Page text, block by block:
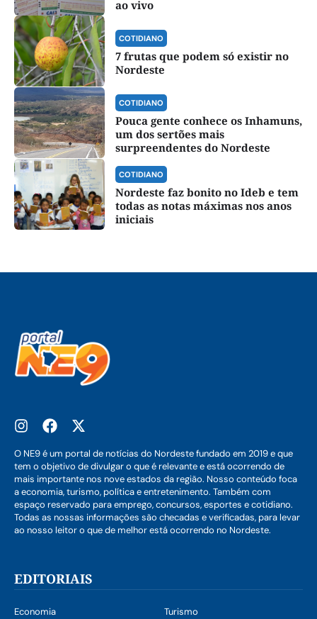
ao vivo
COTIDIANO
7 frutas que podem só existir no
Nordeste
COTIDIANO
Pouca gente conhece os Inhamuns,
um dos sertões mais
surpreendentes do Nordeste
COTIDIANO
Nordeste faz bonito no Ideb e tem
todas as notas máximas nos anos
iniciais
O NE9 é um portal de notícias do Nordeste fundado em 2019 e que
tem o objetivo de divulgar o que é relevante e está ocorrendo de
mais importante nos nove estados da região. Nosso conteúdo foca
a economia, turismo, política e entretenimento. Também com
espaço reservado para emprego, concursos, esportes e cotidiano.
Todas as nossas informações são checadas e verificadas, para levar
ao nosso leitor o que de melhor está ocorrendo no Nordeste.
EDITORIAIS
Economia Turismo